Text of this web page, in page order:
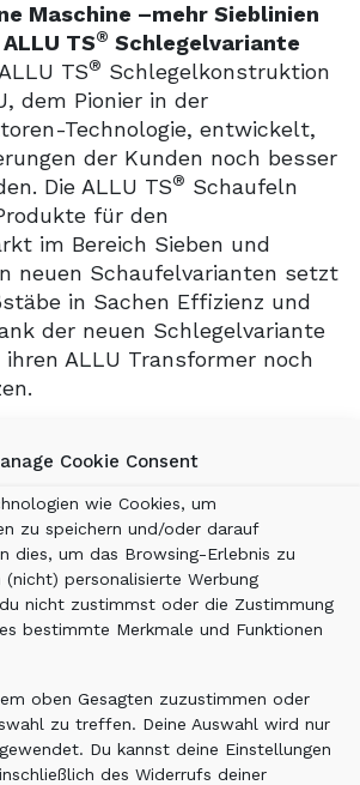
Cookie Consent
wie Cookies, um
zu speichern und/oder darauf
dies, um das Browsing-Erlebnis zu
(nicht) personalisierte Werbung
nicht zustimmst oder die Zustimmung
bestimmte Merkmale und Funktionen
oben Gesagten zuzustimmen oder
zu treffen. Deine Auswahl wird nur
Du kannst deine Einstellungen
des Widerrufs deiner
Maschine –mehr Sieblinien
TS® Schlegelvariante
TS® Schlegelkonstruktion
dem Pionier in der
Technologie, entwickelt,
der Kunden noch besser
Die ALLU TS® Schaufeln
für den
im Bereich Sieben und
neuen Schaufelvarianten setzt
in Sachen Effizienz und
der neuen Schlegelvariante
ALLU Transformer noch
ist die
Schlegel, die sich zwischen
drehen. Die Größe des
durch den Abstand der
Durch das Umpositionieren der
unterschiedliche Sieblinien
der größte Teil des
und Lager deutlich weniger
von Trommeln,
Schlegeln bewirkt, dass der